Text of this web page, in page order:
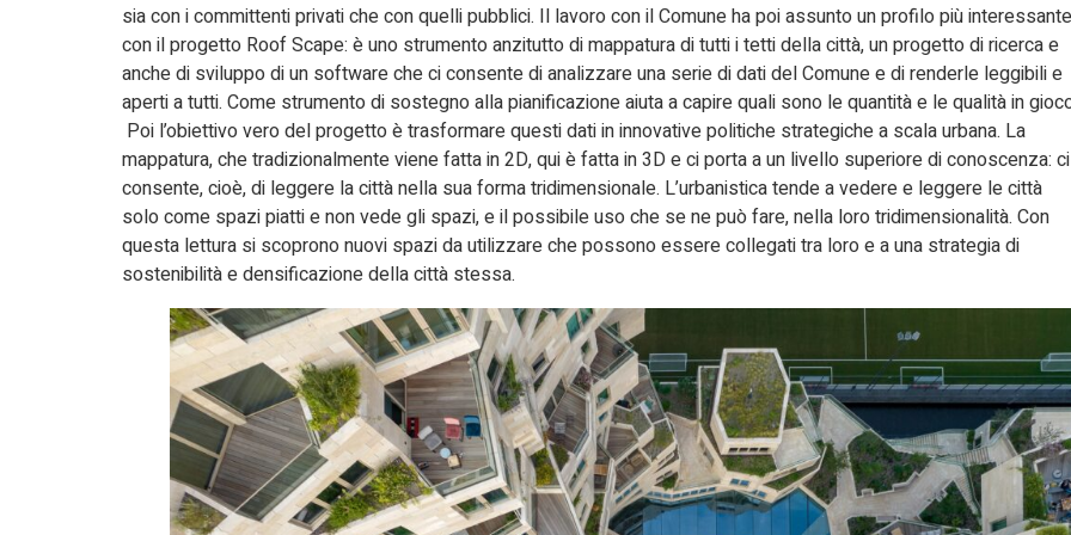
sia con i committenti privati che con quelli pubblici. Il lavoro con il Comune ha poi assunto un profilo più interessante
con il progetto Roof Scape: è uno strumento anzitutto di mappatura di tutti i tetti della città, un progetto di ricerca e
anche di sviluppo di un software che ci consente di analizzare una serie di dati del Comune e di renderle leggibili e
aperti a tutti. Come strumento di sostegno alla pianificazione aiuta a capire quali sono le quantità e le qualità in
Poi l’obiettivo vero del progetto è trasformare questi dati in innovative politiche strategiche a scala urbana. La
mappatura, che tradizionalmente viene fatta in 2D, qui è fatta in 3D e ci porta a un livello superiore di conoscenza: ci
consente, cioè, di leggere la città nella sua forma tridimensionale. L’urbanistica tende a vedere e leggere le città
solo come spazi piatti e non vede gli spazi, e il possibile uso che se ne può fare, nella loro tridimensionalità. Con
questa lettura si scoprono nuovi spazi da utilizzare che possono essere collegati tra loro e a una strategia di
sostenibilità e densificazione della città stessa.